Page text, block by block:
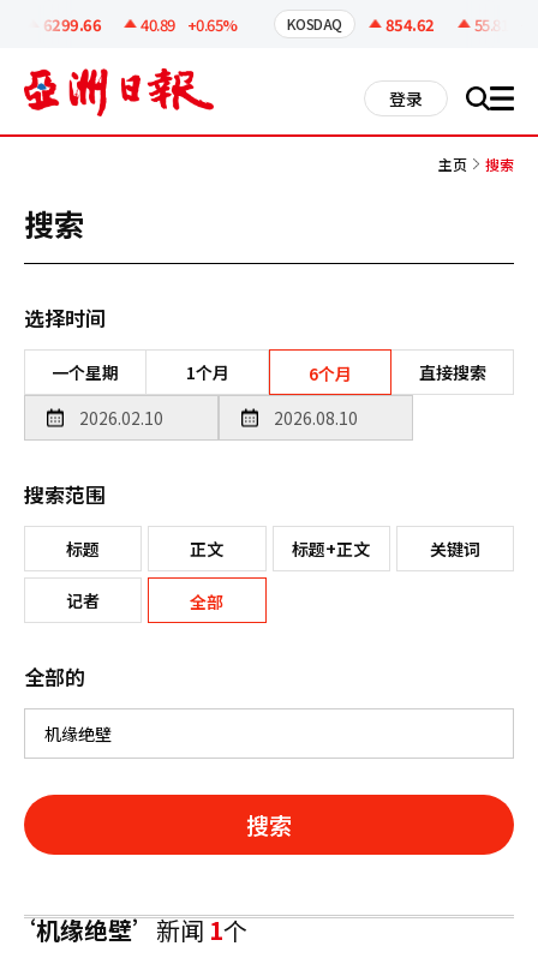
6299.66 40.89 +0.65% KOSDAQ 854.62 55.81
登录 搜 all
主页 搜索
搜索
选择时间
一个星期 1个月 6个月 直接搜索
搜索范围
标题 正文 标题+正文 关键词
记者 全部
全部的
搜索
‘机缘绝壁’新闻1个